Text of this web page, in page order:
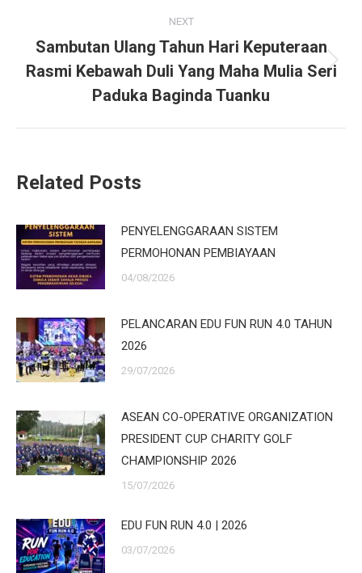
NEXT
Next
post:
Sambutan Ulang Tahun Hari Keputeraan
Rasmi Kebawah Duli Yang Maha Mulia Seri
Paduka Baginda Tuanku
Related Posts
PENYELENGGARAAN SISTEM
PERMOHONAN PEMBIAYAAN
04/08/2026
PELANCARAN EDU FUN RUN 4.0 TAHUN
2026
29/07/2026
ASEAN CO-OPERATIVE ORGANIZATION
PRESIDENT CUP CHARITY GOLF
CHAMPIONSHIP 2026
15/07/2026
EDU FUN RUN 4.0 | 2026
03/07/2026